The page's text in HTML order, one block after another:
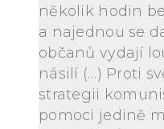
několik hodin
a najednou se
občanů vydají
násilí (…) Proti
strategii
pomoci jedině